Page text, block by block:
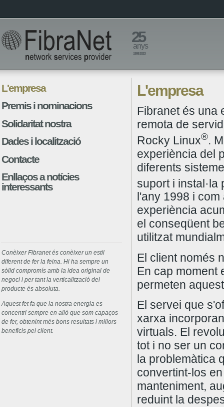
25
anys
1998-2023
L'empresa
Premis i nominacions
Solidaritat nostra
Dades i localització
Contacte
Enllaços a notícies
interessants
Conèixer Fibranet és conèixer un estil
diferent de fer la feina. Hi ha sempre un
sòlid compromís amb la idea original de
negoci i per tant la verticalització del
producte és absoluta.
Aquest fet fa que la nostra energia es
concentri sempre en allò que som capaços
de fer, obtenint més bons resultats i millors
beneficis pel client.
L'empresa
Fibranet és una
remota de
Rocky Linux®.
experiència del
diferents
suport i instal·la
l'any 1998 i
experiència
el conseqüent
utilitzat
El client només
En cap moment
permeten
El servei que
xarxa
virtuals. El
tot i no ser un
la problemàtica
convertint-los
manteniment,
reduint la